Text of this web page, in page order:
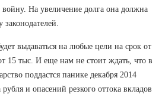
На увеличение долга она должна
выдаваться на любые цели на срок от
15 тыс. И еще нам не стоит ждать, что в
поддастся панике декабря 2014
и опасений резкого оттока вкладов